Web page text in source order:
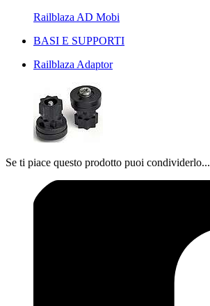
Railblaza AD Mobi
BASI E SUPPORTI
Railblaza Adaptor
Se ti piace questo prodotto puoi condividerlo...